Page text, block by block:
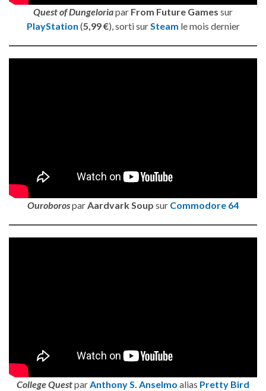
Quest of Dungeloriapar From Future Games sur
PlayStation (5,99 €), sorti surSteam le mois dernier
OuroborosparAardvark Soup sur Commodore 64
College QuestparAnthony S. Anselmo alias Pretty Bird